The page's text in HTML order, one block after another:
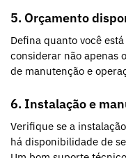
5. Orçamento
Defina quanto você
considerar não apenas
de manutenção e
6. Instalação e
Verifique se a
há disponibilidade de